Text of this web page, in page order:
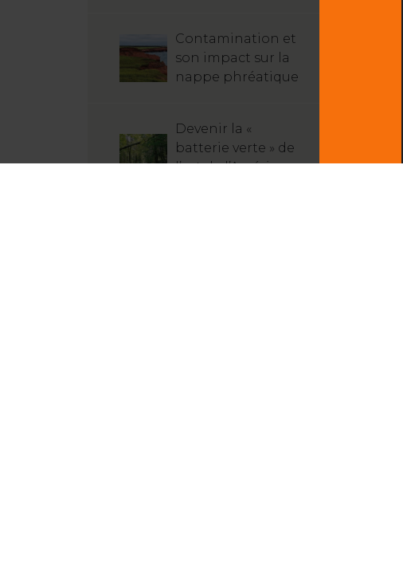
Contamination et
son impact sur la
nappe phréatique
Devenir la «
batterie verte » de
l’est de l’Amérique